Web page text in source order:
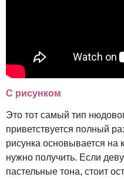
С рисунком
Это тот самый тип
приветствуется полный
рисунка основывается на
нужно получить. Если
пастельные тона, стоит